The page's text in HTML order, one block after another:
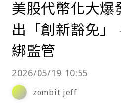
美股代幣化大爆
出「創新豁免」
綁監管
2026/05/19 10:55
zombit jeff